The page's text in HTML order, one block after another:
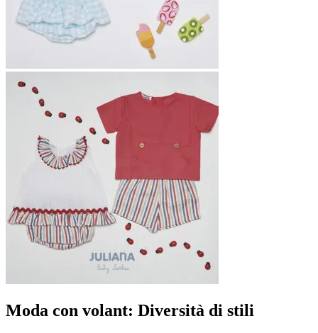
Moda con volant: Diversità di stili